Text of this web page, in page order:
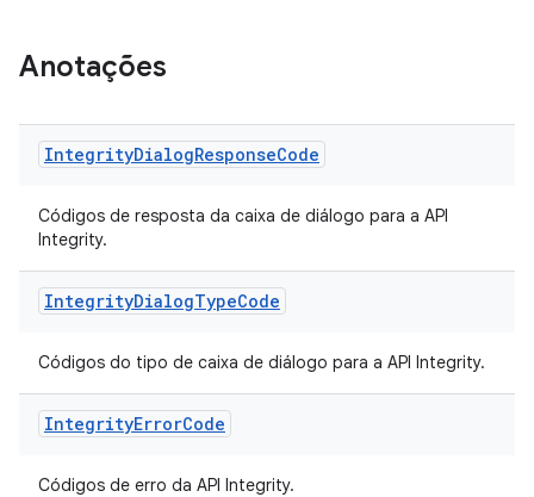
Anotações
IntegrityDialogResponseCode
Códigos de resposta da caixa de diálogo para a API
Integrity.
IntegrityDialogTypeCode
Códigos do tipo de caixa de diálogo para a API Integrity.
IntegrityErrorCode
Códigos de erro da API Integrity.